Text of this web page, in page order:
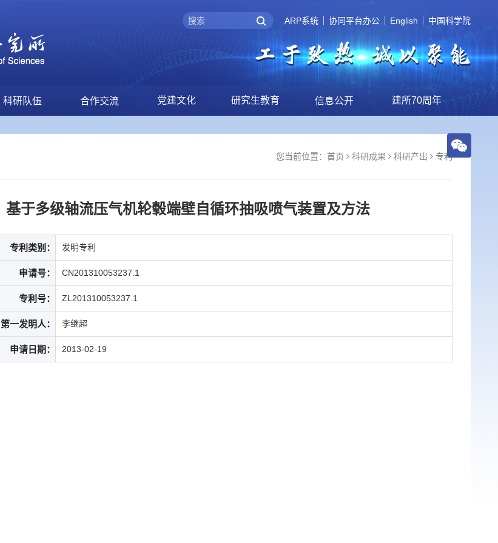
ARP系统 协同平台办公 English 中国科学院
科研队伍 合作交流 党建文化 研究生教育 信息公开 建所70周年
您当前位置： 首页 科研成果 科研产出 专利
基于多级轴流压气机轮毂端壁自循环抽吸喷气装置及方法
专利类别： 发明专利
申请号： CN201310053237.1
专利号： ZL201310053237.1
第一发明人： 李继超
申请日期： 2013-02-19